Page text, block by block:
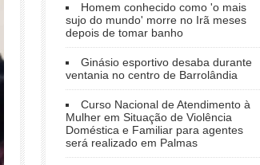
Homem conhecido como 'o mais
sujo do mundo' morre no Irã meses
depois de tomar banho
Ginásio esportivo desaba durante
ventania no centro de Barrolândia
Curso Nacional de Atendimento à
Mulher em Situação de Violência
Doméstica e Familiar para agentes
será realizado em Palmas